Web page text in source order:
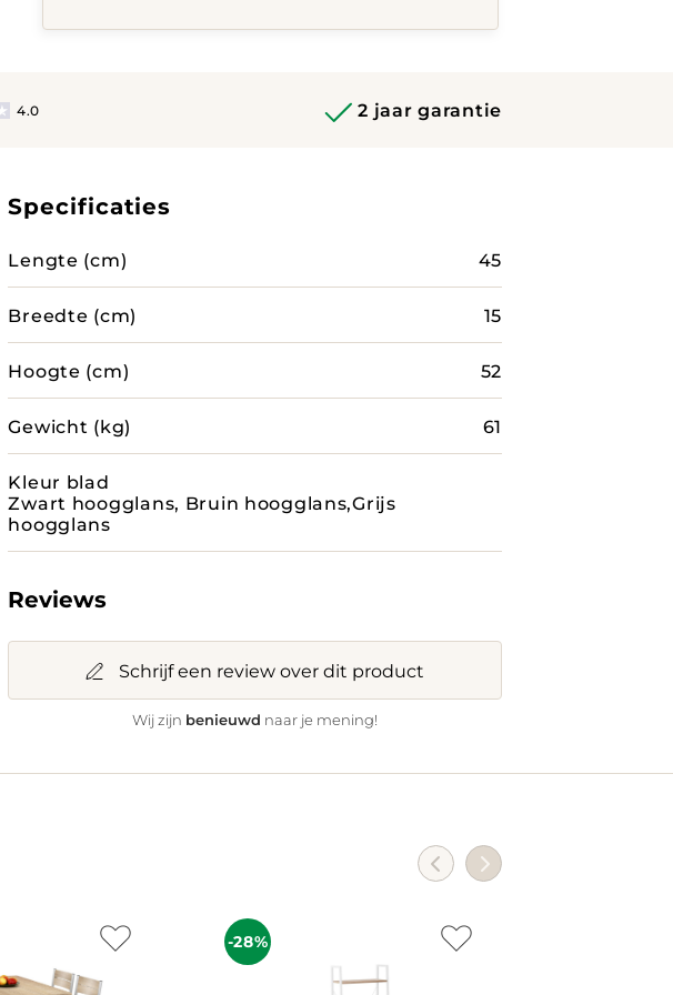
4.0 2 jaar garantie
Specificaties
Lengte (cm) 45
Breedte (cm) 15
Hoogte (cm) 52
Gewicht (kg) 61
Kleur blad
Zwart hoogglans, Bruin hoogglans,Grijs
hoogglans
Reviews
Schrijf een review over dit product
Wij zijn benieuwd naar je mening!
-28%